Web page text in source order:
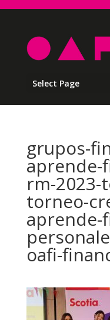
Select Page
grupos-
aprende-
rm-
torneo-
aprende-
oafi-